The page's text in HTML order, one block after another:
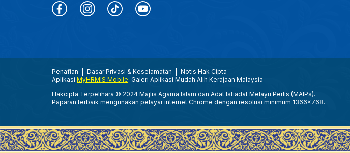
Penafian Dasar Privasi & Keselamatan
Notis Hak Cipta
Aplikasi MyHRMIS Mobile: Galeri Aplikasi Mudah Alih Kerajaan Malaysia
Hakcipta Terpelihara © 2024 Majlis Agama Islam dan Adat Istiadat Melayu Perlis (MAIPs).
Paparan terbaik mengunakan pelayar internet Chrome dengan resolusi minimum 1366x768.